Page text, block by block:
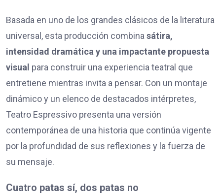
Basada en uno de los grandes clásicos de la literatura
universal, esta producción combina sátira,
intensidad dramática y una impactante propuesta
visual para construir una experiencia teatral que
entretiene mientras invita a pensar. Con un montaje
dinámico y un elenco de destacados intérpretes,
Teatro Espressivo presenta una versión
contemporánea de una historia que continúa vigente
por la profundidad de sus reflexiones y la fuerza de
su mensaje.
Cuatro patas sí, dos patas no